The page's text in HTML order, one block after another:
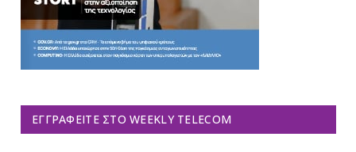
ΕΓΓΡΑΦΕΊΤΕ ΣΤΟ WEEKLY TELECOM